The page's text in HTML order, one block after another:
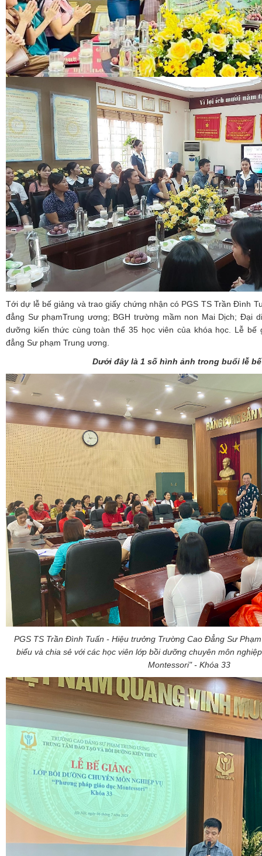
Tới dự lễ bế giảng và trao giấy chứng nhận có PGS TS Trần Đình
đẳng Sư phạmTrung ương; BGH trường mầm non Mai Dịch; Đại
dưỡng kiến thức cùng toàn thể 35 học viên của khóa học. Lễ bế
đẳng Sư phạm Trung ương.
Dưới đây là 1 số hình ảnh trong buổi lễ
PGS TS Trần Đình Tuấn - Hiệu trưởng Trường Cao Đẳng Sư
biểu và chia sẻ với các học viên lớp bồi dưỡng chuyên môn
Montessori" - Khóa 33